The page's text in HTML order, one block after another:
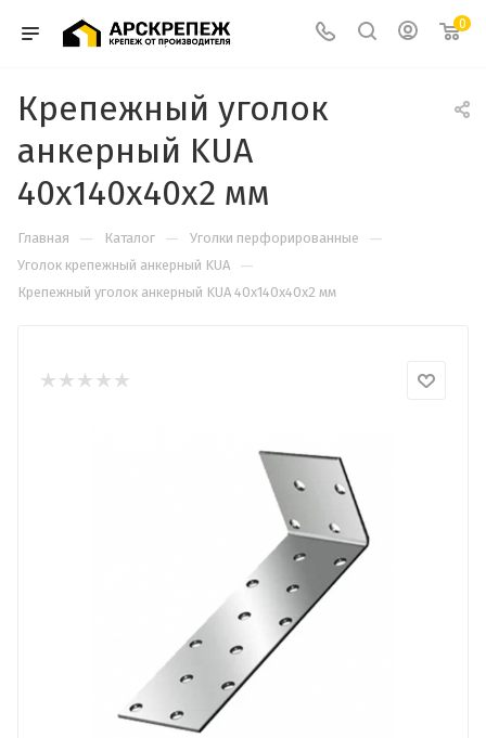
0
Крепежный уголок
анкерный KUA
40х140х40х2 мм
Главная — Каталог — Уголки перфорированные —
Уголок крепежный анкерный KUA —
Крепежный уголок анкерный KUA 40х140х40х2 мм